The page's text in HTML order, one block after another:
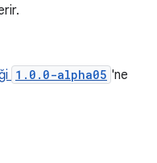
1.0.0-alpha05 'ne